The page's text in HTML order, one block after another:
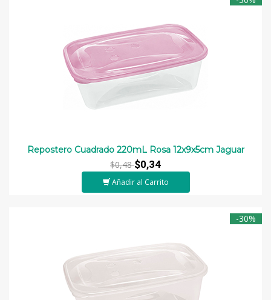
Repostero Cuadrado 220mL Rosa 12x9x5cm Jaguar
$0,48$0,34
Añadir al Carrito
-30%